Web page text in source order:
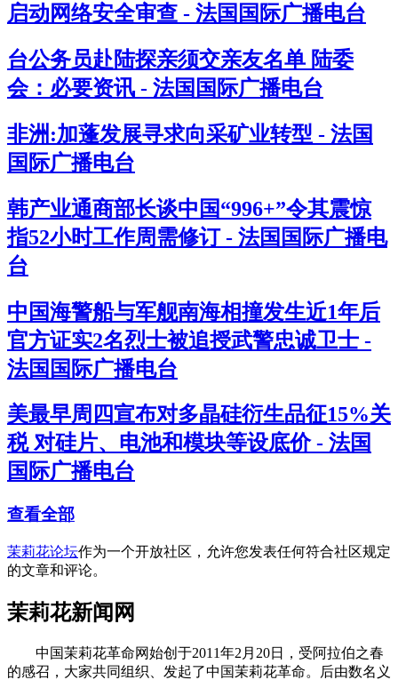
启动网络安全审查 - 法国国际广播电台
台公务员赴陆探亲须交亲友名单 陆委
会：必要资讯 - 法国国际广播电台
非洲:加蓬发展寻求向采矿业转型 - 法国
国际广播电台
韩产业通商部长谈中国“996+”令其震惊
指52小时工作周需修订 - 法国国际广播电
台
中国海警船与军舰南海相撞发生近1年后
官方证实2名烈士被追授武警忠诚卫士 -
法国国际广播电台
美最早周四宣布对多晶硅衍生品征15%关
税 对硅片、电池和模块等设底价 - 法国
国际广播电台
查看全部
茉莉花论坛作为一个开放社区，允许您发表任何符合社区规定
的文章和评论。
茉莉花新闻网
中国茉莉花革命网始创于2011年2月20日，受阿拉伯之春
的感召，大家共同组织、发起了中国茉莉花革命。后由数名义